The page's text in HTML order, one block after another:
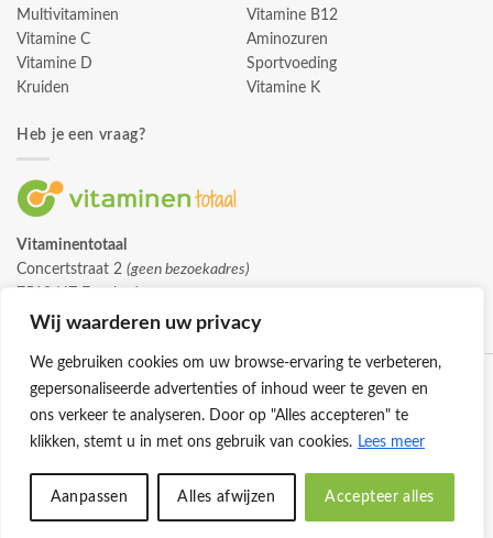
Wij waarderen uw privacy
We gebruiken cookies om uw browse-ervaring te verbeteren,
gepersonaliseerde advertenties of inhoud weer te geven en
ons verkeer te analyseren. Door op "Alles accepteren" te
klikken, stemt u in met ons gebruik van cookies. Lees meer
Aanpassen Alles afwijzen Accepteer alles
Multivitaminen
Vitamine C
Vitamine D
Kruiden
Vitamine B12
Aminozuren
Sportvoeding
Vitamine K
Heb je een vraag?
Vitaminentotaal
Concertstraat 2 (geen bezoekadres)
info@vitaminentotaal.nl
© 2026 -Vitaminentotaal.nl